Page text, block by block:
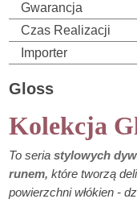
Gwarancja
Czas Realizacji
Importer
Gloss
Kolekcja
To seriastylowych
runem, które tworzą
powierzchni włókien -